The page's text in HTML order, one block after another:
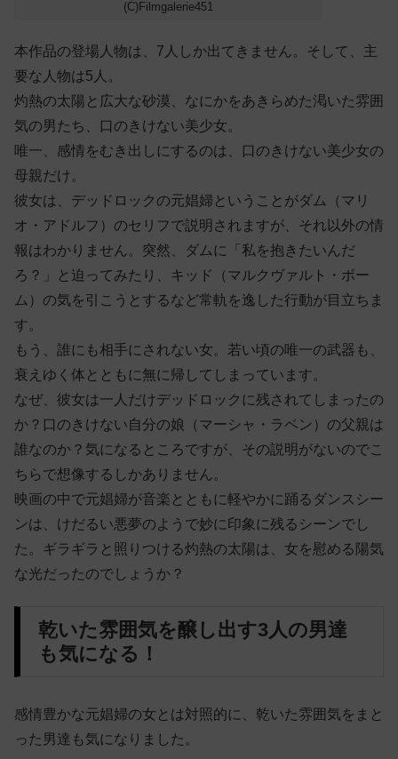
(C)Filmgalerie451
本作品の登場人物は、7人しか出てきません。そして、主
要な人物は5人。
灼熱の太陽と広大な砂漠、なにかをあきらめた渇いた雰囲
気の男たち、口のきけない美少女。
唯一、感情をむき出しにするのは、口のきけない美少女の
母親だけ。
彼女は、デッドロックの元娼婦ということがダム（マリ
オ・アドルフ）のセリフで説明されますが、それ以外の情
報はわかりません。突然、ダムに「私を抱きたいんだ
ろ？」と迫ってみたり、キッド（マルクヴァルト・ボー
ム）の気を引こうとするなど常軌を逸した行動が目立ちま
す。
もう、誰にも相手にされない女。若い頃の唯一の武器も、
衰えゆく体とともに無に帰してしまっています。
なぜ、彼女は一人だけデッドロックに残されてしまったの
か？口のきけない自分の娘（マーシャ・ラベン）の父親は
誰なのか？気になるところですが、その説明がないのでこ
ちらで想像するしかありません。
映画の中で元娼婦が音楽とともに軽やかに踊るダンスシー
ンは、けだるい悪夢のようで妙に印象に残るシーンでし
た。ギラギラと照りつける灼熱の太陽は、女を慰める陽気
な光だったのでしょうか？
乾いた雰囲気を醸し出す3人の男達
も気になる！
感情豊かな元娼婦の女とは対照的に、乾いた雰囲気をまと
った男達も気になりました。